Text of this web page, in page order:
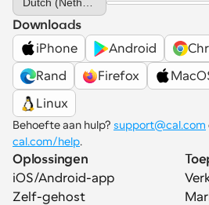
Downloads
iPhone
Android
Rand
Firefox
Linux
Behoefte aan hulp? support@cal.com
cal.com/help.
Oplossingen
iOS/Android-app
Zelf-gehost